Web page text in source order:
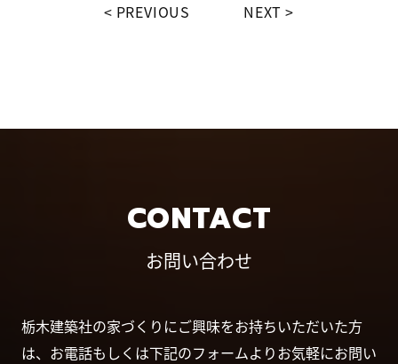
PREVIOUS NEXT
CONTACT
お問い合わせ
栃木建築社の家づくりにご興味をお持ちいただいた方
は、お電話もしくは下記のフォームよりお気軽にお問い